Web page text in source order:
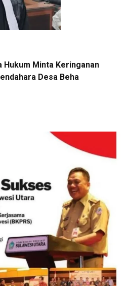
Hukum Minta Keringanan
Desa Beha